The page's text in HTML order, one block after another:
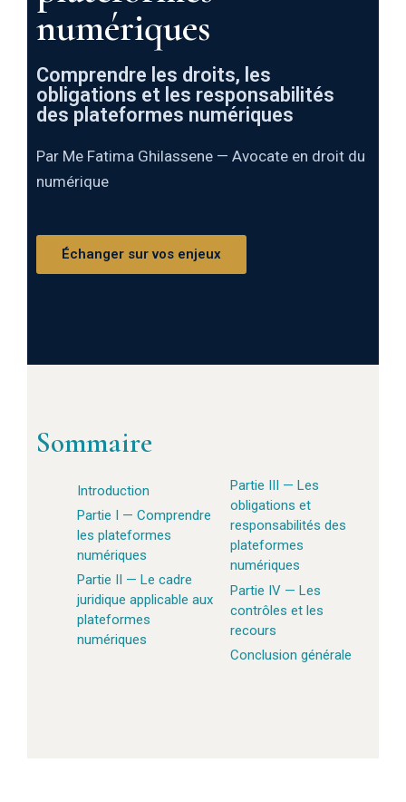
numériques
Comprendre les droits, les
obligations et les responsabilités
des plateformes numériques
Par Me Fatima Ghilassene — Avocate en droit du
numérique
Échanger sur vos enjeux
Sommaire
Introduction
Partie I — Comprendre
les plateformes
numériques
Partie II — Le cadre
juridique applicable aux
plateformes
numériques
Partie III — Les
obligations et
responsabilités des
plateformes
numériques
Partie IV — Les
contrôles et les
recours
Conclusion générale